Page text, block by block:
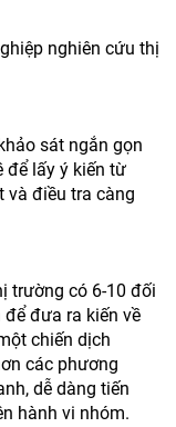
nghiên cứu thị
sát ngắn gọn
để lấy ý kiến từ
và điều tra càng
trường có 6-10 đối
đưa ra kiến về
chiến dịch
các phương
dễ dàng tiến
hành vi nhóm.